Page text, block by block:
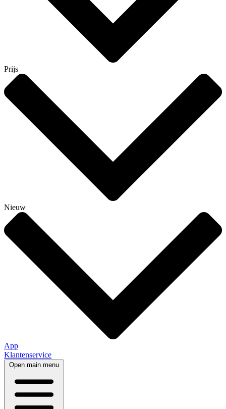
Prijs
Nieuw
App
Klantenservice
Open main menu